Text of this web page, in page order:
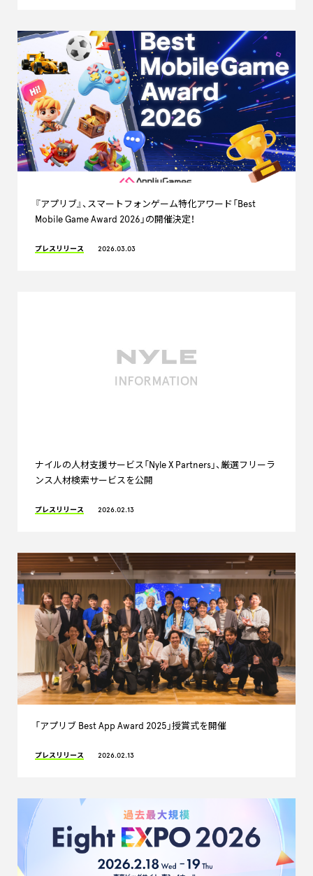
『アプリブ』、スマートフォンゲーム特化アワード「Best
Mobile Game Award 2026」の開催決定！
プレスリリース 2026.03.03
ナイルの人材支援サービス「Nyle X Partners」、厳選フリーラ
ンス人材検索サービスを公開
プレスリリース 2026.02.13
「アプリブ Best App Award 2025」授賞式を開催
プレスリリース 2026.02.13